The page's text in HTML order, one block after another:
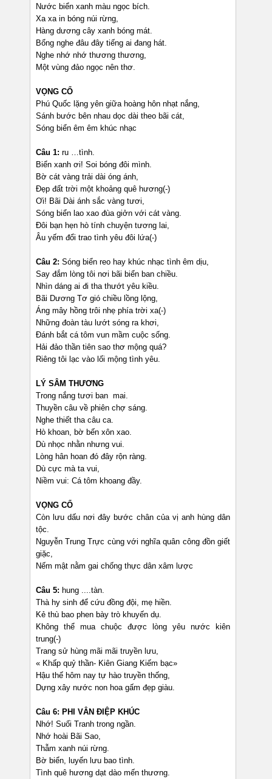
Nước biển xanh màu ngọc bích.
Xa xa in bóng núi rừng,
Hàng dương cây xanh bóng mát.
Bổng nghe đâu đây tiếng ai đang hát.
Nghe nhớ nhớ thương thương,
Một vùng đảo ngọc nên thơ.
VỌNG CỔ
Phú Quốc lặng yên giữa hoàng hôn nhạt nắng,
Sánh bước bên nhau dọc dài theo bãi cát,
Sóng biển êm êm khúc nhạc
Câu 1: ru …tình.
Biển xanh ơi! Soi bóng đôi mình.
Bờ cát vàng trải dài óng ánh,
Đẹp đất trời một khoảng quê hương(-)
Ơi! Bãi Dài ánh sắc vàng tươi,
Sóng biển lao xao đùa giởn với cát vàng.
Đôi bạn hẹn hò tính chuyện tương lai,
Âu yếm đổi trao tình yêu đôi lứa(-)
Câu 2: Sóng biển reo hay khúc nhạc tình êm dịu,
Say đắm lòng tôi nơi bãi biển ban chiều.
Nhìn dáng ai đi tha thướt yêu kiều.
Bãi Dương Tơ gió chiều lồng lộng,
Áng mây hồng trôi nhẹ phía trời xa(-)
Những đoàn tàu lướt sóng ra khơi,
Đánh bắt cá tôm vun mầm cuộc sống.
Hải đảo thần tiên sao thơ mộng quá?
Riêng tôi lạc vào lối mộng tình yêu.
LÝ SÂM THƯƠNG
Trong nắng tươi ban mai.
Thuyền câu về phiên chợ sáng.
Nghe thiết tha câu ca.
Hò khoan, bờ bến xôn xao.
Dù nhọc nhằn nhưng vui.
Lòng hân hoan đó đây rộn ràng.
Dù cực mà ta vui,
Niềm vui: Cá tôm khoang đầy.
VỌNG CỔ
Còn lưu dấu nơi đây bước chân của vị anh hùng dân
tộc.
Nguyễn Trung Trực cùng với nghĩa quân công đồn giết
giặc,
Nếm mật nằm gai chống thực dân xâm lược
Câu 5: hung ....tàn.
Thà hy sinh để cứu đồng đội, mẹ hiền.
Kẻ thù bao phen bày trò khuyến dụ.
Không thể mua chuộc được lòng yêu nước kiên
trung(-)
Trang sử hùng mãi mãi truyền lưu,
« Khấp quỷ thần- Kiên Giang Kiếm bạc»
Hậu thế hôm nay tự hào truyền thống,
Dựng xây nước non hoa gấm đẹp giàu.
Câu 6: PHI VÂN ĐIỆP KHÚC
Nhớ! Suối Tranh trong ngần.
Nhớ hoài Bãi Sao,
Thẫm xanh núi rừng.
Bờ biển, luyến lưu bao tình.
Tình quê hương dạt dào mến thương.